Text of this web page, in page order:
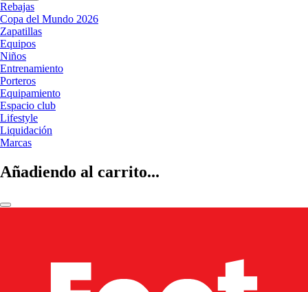
Rebajas
Copa del Mundo 2026
Zapatillas
Equipos
Niños
Entrenamiento
Porteros
Equipamiento
Espacio club
Lifestyle
Liquidación
Marcas
Añadiendo al carrito...